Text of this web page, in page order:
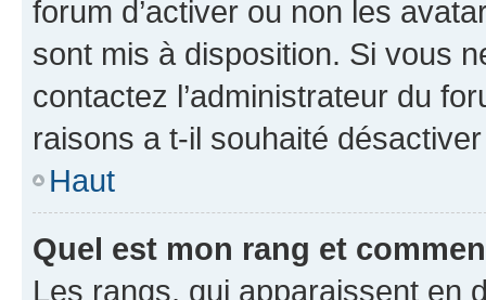
forum d’activer ou non les
sont mis à disposition. Si vous
contactez l’administrateur du
raisons a t-il souhaité
Haut
Quel est mon rang et
Les rangs, qui apparaissent en